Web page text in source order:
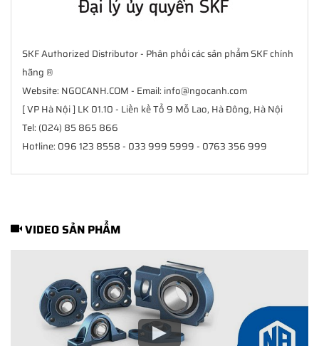
SKF Authorized Distributor - Phân phối các sản phẩm SKF chính
hãng ®
Website: NGOCANH.COM - Email: info@ngocanh.com
[ VP Hà Nội ] LK 01.10 - Liền kề Tổ 9 Mỗ Lao, Hà Đông, Hà Nội
Tel: (024) 85 865 866
Hotline: 096 123 8558 - 033 999 5999 - 0763 356 999
VIDEO SẢN PHẨM